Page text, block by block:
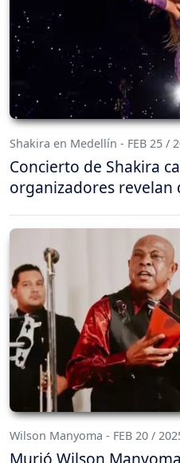
Shakira en Medellín - FEB 25 /
Concierto de Shakira
organizadores
Wilson Manyoma - FEB 20 /
Murió Wilson